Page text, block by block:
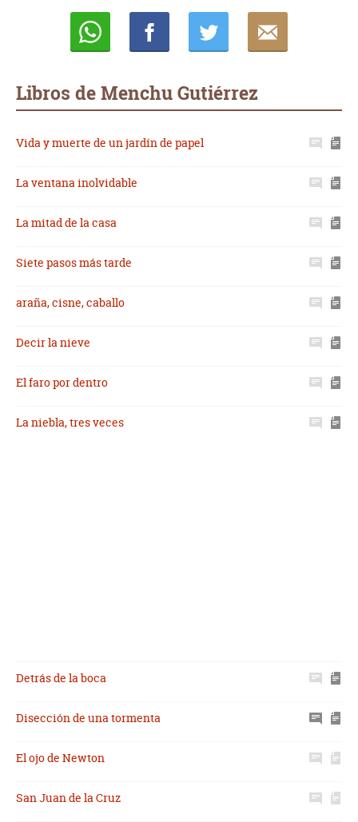
Libros de Menchu Gutiérrez
Vida y muerte de un jardín de papel
La ventana inolvidable
La mitad de la casa
Siete pasos más tarde
araña, cisne, caballo
Decir la nieve
El faro por dentro
La niebla, tres veces
Detrás de la boca
Disección de una tormenta
El ojo de Newton
San Juan de la Cruz